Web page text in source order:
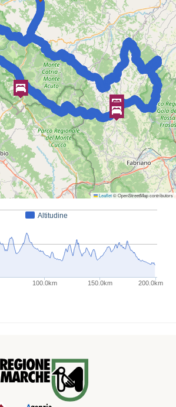
Leaflet© OpenStreetMap contributors
Altitudine
100.0km 150.0km 200.0km